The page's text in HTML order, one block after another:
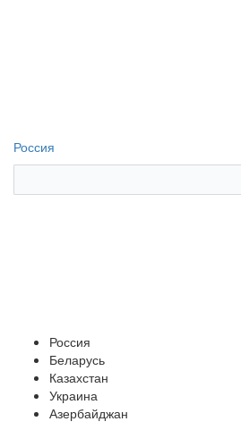
Россия
Россия
Беларусь
Казахстан
Украина
Азербайджан